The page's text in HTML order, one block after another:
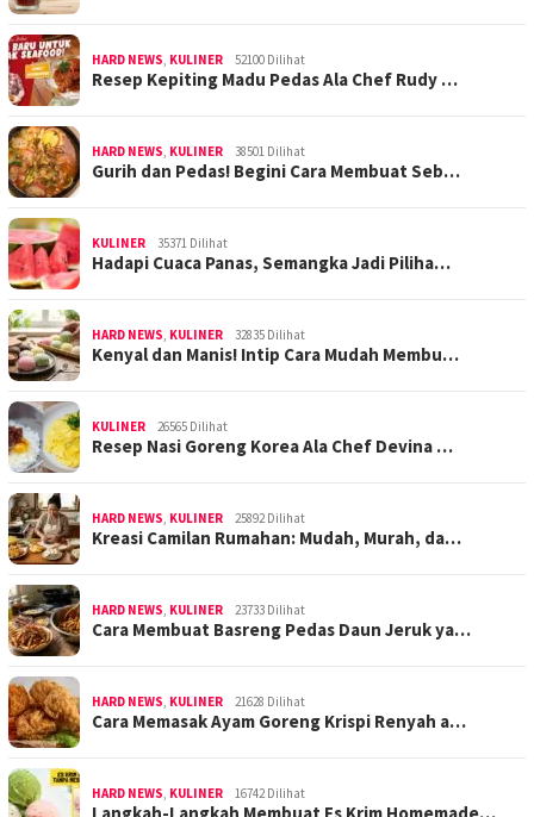
HARD NEWS, KULINER 52100 Dilihat
Resep Kepiting Madu Pedas Ala Chef Rudy …
HARD NEWS, KULINER 38501 Dilihat
Gurih dan Pedas! Begini Cara Membuat Seb…
KULINER 35371 Dilihat
Hadapi Cuaca Panas, Semangka Jadi Piliha…
HARD NEWS, KULINER 32835 Dilihat
Kenyal dan Manis! Intip Cara Mudah Membu…
KULINER 26565 Dilihat
Resep Nasi Goreng Korea Ala Chef Devina …
HARD NEWS, KULINER 25892 Dilihat
Kreasi Camilan Rumahan: Mudah, Murah, da…
HARD NEWS, KULINER 23733 Dilihat
Cara Membuat Basreng Pedas Daun Jeruk ya…
HARD NEWS, KULINER 21628 Dilihat
Cara Memasak Ayam Goreng Krispi Renyah a…
HARD NEWS, KULINER 16742 Dilihat